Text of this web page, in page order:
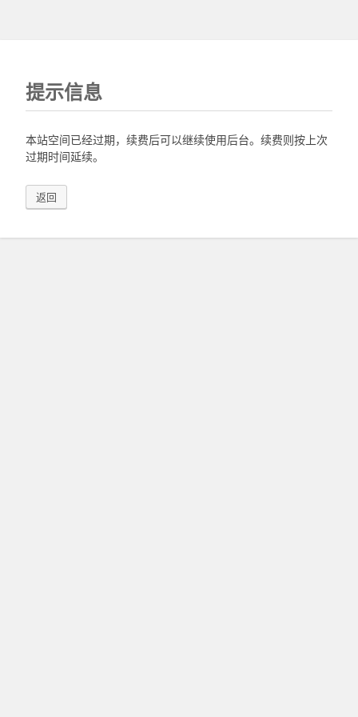
提示信息
本站空间已经过期，续费后可以继续使用后台。续费则按上次
过期时间延续。
返回